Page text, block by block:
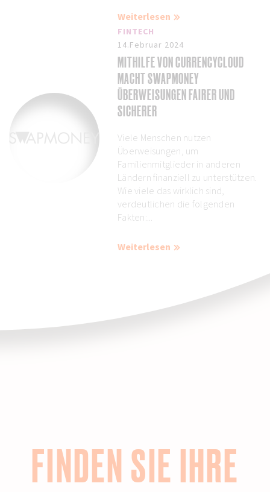
Weiterlesen
FINTECH
14.Februar 2024
MITHILFE VON CURRENCYCLOUD
MACHT SWAPMONEY
ÜBERWEISUNGEN FAIRER UND
SICHERER
Viele Menschen nutzen
Überweisungen, um
Familienmitglieder in anderen
Ländern finanziell zu unterstützen.
Wie viele das wirklich sind,
verdeutlichen die folgenden
Fakten:...
Weiterlesen
FINDEN SIE IHRE